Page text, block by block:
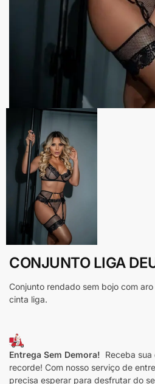
CONJUNTO LIGA
Conjunto rendado sem bojo com
cinta liga.
Entrega Sem Demora! Receba
recorde! Com nosso serviço de
precisa esperar para desfrutar do